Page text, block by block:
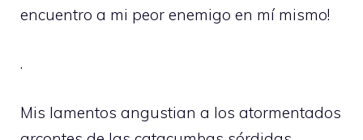
encuentro a mi peor enemigo en mí mismo!
.
Mis lamentos angustian a los atormentados